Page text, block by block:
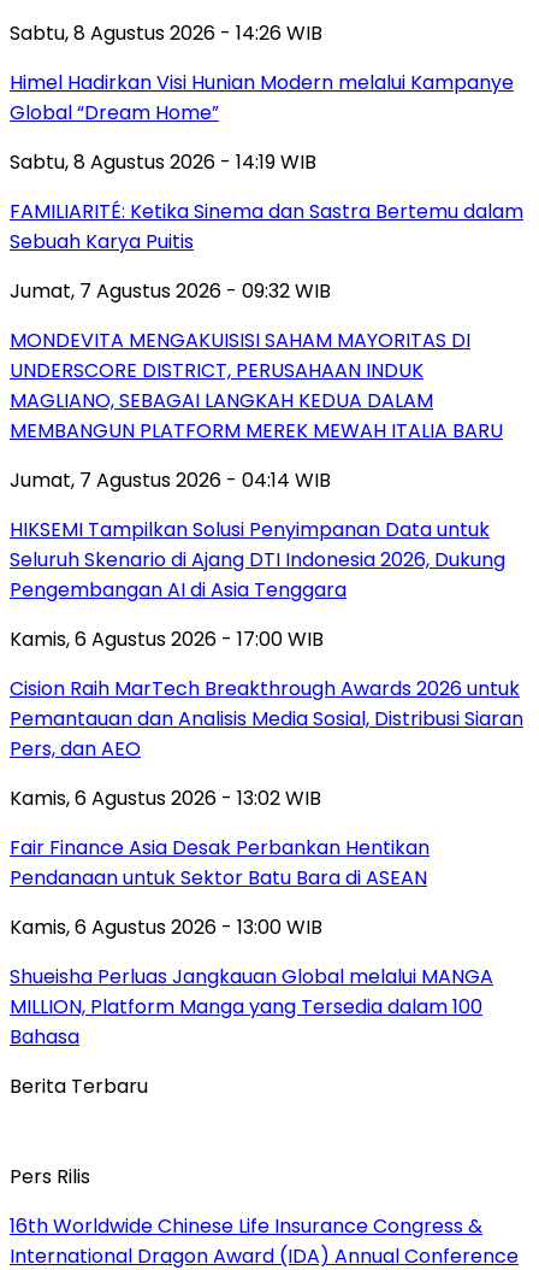
Sabtu, 8 Agustus 2026 - 14:26 WIB
Himel Hadirkan Visi Hunian Modern melalui Kampanye
Global “Dream Home”
Sabtu, 8 Agustus 2026 - 14:19 WIB
FAMILIARITÉ: Ketika Sinema dan Sastra Bertemu dalam
Sebuah Karya Puitis
Jumat, 7 Agustus 2026 - 09:32 WIB
MONDEVITA MENGAKUISISI SAHAM MAYORITAS DI
UNDERSCORE DISTRICT, PERUSAHAAN INDUK
MAGLIANO, SEBAGAI LANGKAH KEDUA DALAM
MEMBANGUN PLATFORM MEREK MEWAH ITALIA BARU
Jumat, 7 Agustus 2026 - 04:14 WIB
HIKSEMI Tampilkan Solusi Penyimpanan Data untuk
Seluruh Skenario di Ajang DTI Indonesia 2026, Dukung
Pengembangan AI di Asia Tenggara
Kamis, 6 Agustus 2026 - 17:00 WIB
Cision Raih MarTech Breakthrough Awards 2026 untuk
Pemantauan dan Analisis Media Sosial, Distribusi Siaran
Pers, dan AEO
Kamis, 6 Agustus 2026 - 13:02 WIB
Fair Finance Asia Desak Perbankan Hentikan
Pendanaan untuk Sektor Batu Bara di ASEAN
Kamis, 6 Agustus 2026 - 13:00 WIB
Shueisha Perluas Jangkauan Global melalui MANGA
MILLION, Platform Manga yang Tersedia dalam 100
Bahasa
Berita Terbaru
Pers Rilis
16th Worldwide Chinese Life Insurance Congress &
International Dragon Award (IDA) Annual Conference